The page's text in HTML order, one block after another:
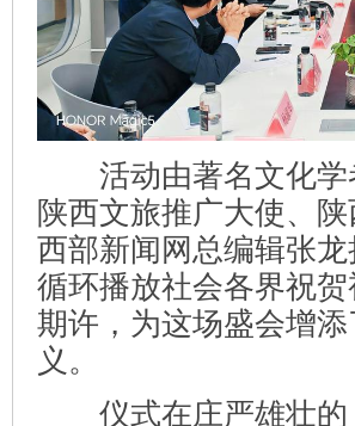
活动由著名文化学
陕西文旅推广大使、
西部新闻网总编辑张
循环播放社会各界祝
期许，为这场盛会增
义。
仪式在庄严雄壮的